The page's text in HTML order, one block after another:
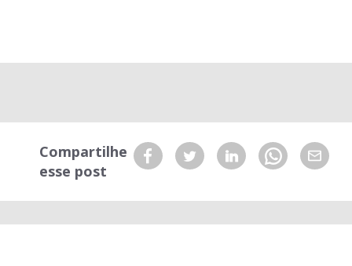
Compartilhe
esse post